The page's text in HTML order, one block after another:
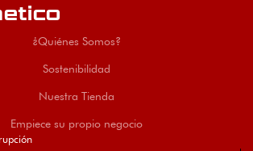
¿Quiénes Somos?
Sostenibilidad
Nuestra Tienda
Empiece su propio negocio